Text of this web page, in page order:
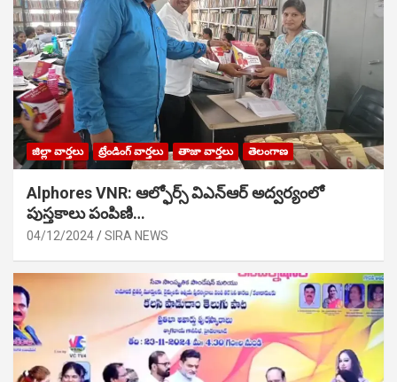
జిల్లా వార్తలు ట్రేండింగ్ వార్తలు తాజా వార్తలు తెలంగాణ
Alphores VNR: ఆల్ఫోర్స్ విఎన్ఆర్ అద్వర్యంలో
పుస్తకాలు పంపిణి…
04/12/2024 SIRA NEWS